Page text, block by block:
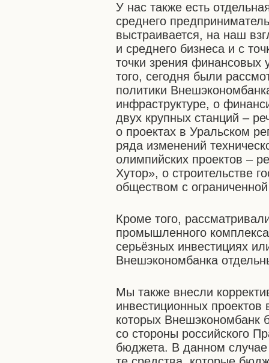
У нас также есть
среднего
выстраивается, на наш
и среднего бизнеса и с
точки зрения финансовых
того, сегодня были
политики
инфраструктуре, о
двух крупных станций –
о проектах в Уральском
ряда изменений
олимпийских проектов –
Хутор», о строительстве
обществом с
Кроме того,
промышленного
серьёзных инвестициях
Внешэкономбанка
Мы также внесли
инвестиционных проектов
которых Внешэкономбанк
со стороны российского
бюджета. В данном